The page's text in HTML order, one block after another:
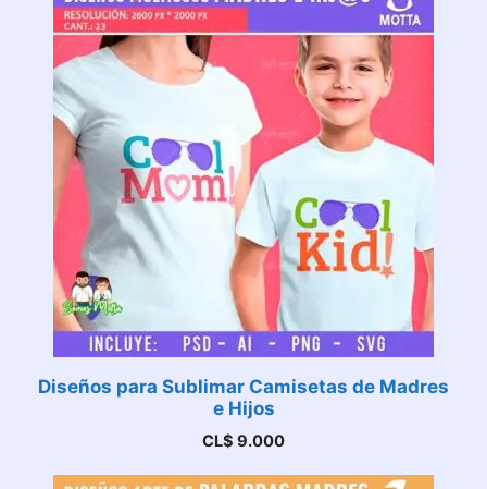
Diseños para Sublimar Camisetas de Madres
e Hijos
CL$ 9.000